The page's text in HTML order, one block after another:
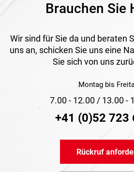
Brauchen Sie
Wir sind für Sie da und beraten
uns an, schicken Sie uns eine
Sie sich von uns
Montag bis
7.00 - 12.00 / 13.00 -
+41 (0)52 723
Rückruf